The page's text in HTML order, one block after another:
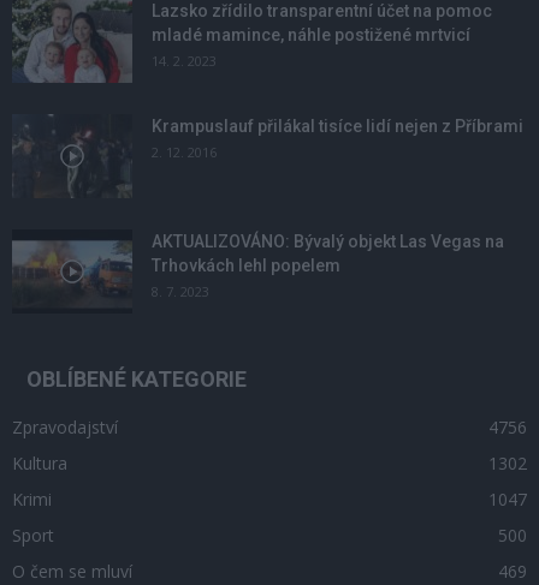
Lazsko zřídilo transparentní účet na pomoc
mladé mamince, náhle postižené mrtvicí
14. 2. 2023
Krampuslauf přilákal tisíce lidí nejen z Příbrami
2. 12. 2016
AKTUALIZOVÁNO: Bývalý objekt Las Vegas na
Trhovkách lehl popelem
8. 7. 2023
OBLÍBENÉ KATEGORIE
Zpravodajství
4756
Kultura
1302
Krimi
1047
Sport
500
O čem se mluví
469